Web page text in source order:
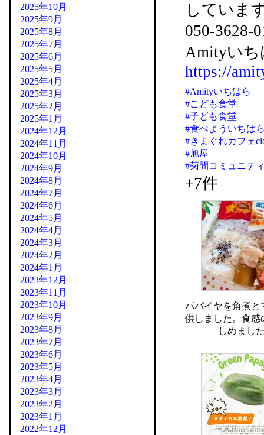
していま
050-3628-
Amityいち
https://
#Amityいちはら
#こども食堂
#子ども食堂
#食べよういちは
#きまぐれカフェ
#旭屋
#菊間コミュニテ
+7件
パパイヤを角煮と
供しました。食感
しめまし
2025年10月
2025年9月
2025年8月
2025年7月
2025年6月
2025年5月
2025年4月
2025年3月
2025年2月
2025年1月
2024年12月
2024年11月
2024年10月
2024年9月
2024年8月
2024年7月
2024年6月
2024年5月
2024年4月
2024年3月
2024年2月
2024年1月
2023年12月
2023年11月
2023年10月
2023年9月
2023年8月
2023年7月
2023年6月
2023年5月
2023年4月
2023年3月
2023年2月
2023年1月
2022年12月